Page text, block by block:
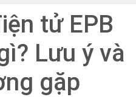
tử EPB
Lưu ý và
gặp